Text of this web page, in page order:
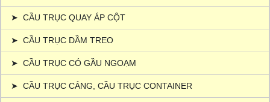
➤ CẦU TRỤC QUAY ÁP CỘT
➤ CẦU TRỤC DẦM TREO
➤ CẦU TRỤC CÓ GẦU NGOẠM
➤ CẦU TRỤC CẢNG, CẦU TRỤC CONTAINER